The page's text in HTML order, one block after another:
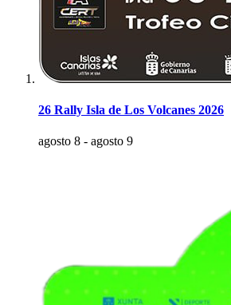
26 Rally Isla de Los Volcanes 2026
agosto 8 - agosto 9